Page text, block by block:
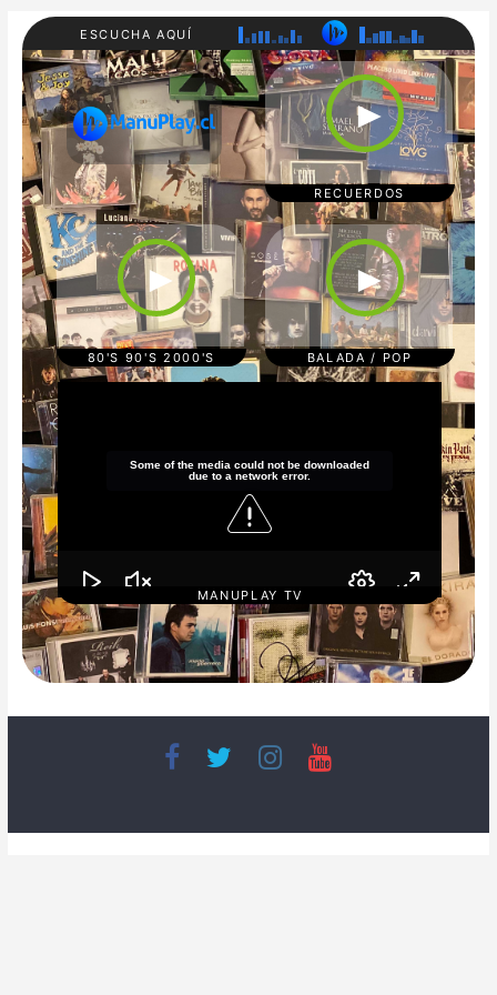
ESCUCHA AQUÍ
RADI
O
MAN
UPL
AY
80'S
90'S
200
0'S
REC
UER
DOS
CUM
BIA/
TRO
PICA
POP/
BAL
ADA
S
REG
GAE
TON
►
RECUERDOS
►
80'S 90'S 2000'S
►
BALADA / POP
MANUPLAY TV